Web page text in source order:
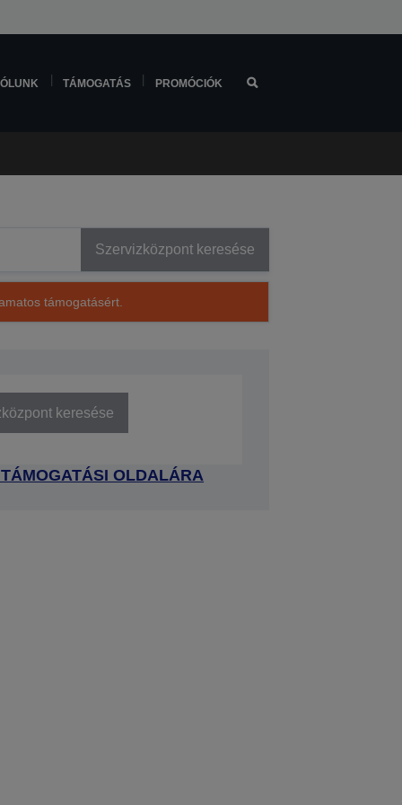
TÁMOGATÁS PROMÓCIÓK
Szervizközpont keresése
támogatásért.
keresése
OLDALÁRA